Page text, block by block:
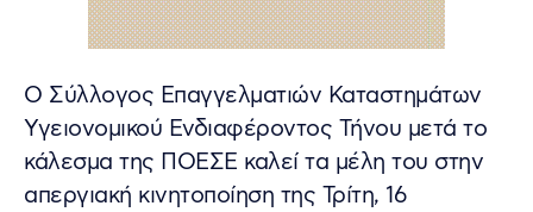
Ο Σύλλογος Επαγγελματιών Καταστημάτων
Υγειονομικού Ενδιαφέροντος Τήνου μετά το
κάλεσμα της ΠΟΕΣΕ καλεί τα μέλη του στην
απεργιακή κινητοποίηση της Τρίτη, 16